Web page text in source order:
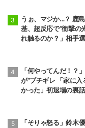
うぉ、マジか…？ 鹿
基、超反応で“衝撃の
れ触るのか？」相手
「何やってんだ！？
が”ブチギレ 「家に
かった」初退場の裏
「そりゃ怒る」鈴木